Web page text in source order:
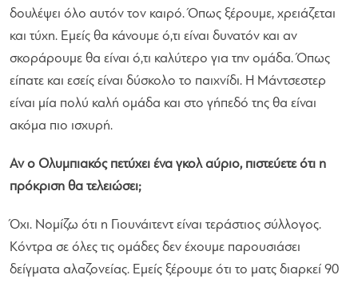
δουλέψει όλο αυτόν τον καιρό. Όπως ξέρουμε, χρειάζεται
και τύχη. Εμείς θα κάνουμε ό,τι είναι δυνατόν και αν
σκοράρουμε θα είναι ό,τι καλύτερο για την ομάδα. Όπως
είπατε και εσείς είναι δύσκολο το παιχνίδι. Η Μάντσεστερ
είναι μία πολύ καλή ομάδα και στο γήπεδό της θα είναι
ακόμα πιο ισχυρή.
Αν ο Ολυμπιακός πετύχει ένα γκολ αύριο, πιστεύετε ότι η
πρόκριση θα τελειώσει;
Όχι. Νομίζω ότι η Γιουνάιτεντ είναι τεράστιος σύλλογος.
Κόντρα σε όλες τις ομάδες δεν έχουμε παρουσιάσει
δείγματα αλαζονείας. Εμείς ξέρουμε ότι το ματς διαρκεί 90